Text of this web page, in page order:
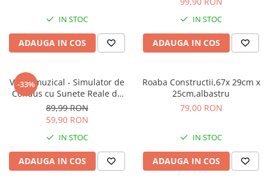
Triciclete
Camera copilului
Mobilier camera copii
Monitoare video bebelusi
IN STOC
ADAUGA IN COS
IN STOC
ADAUGA IN COS
-33%
Volan muzical - Simulator de
Condus cu Sunete Reale de
Masina si Suport cu Ventuze
pentru copii, Galben cu Negru
89,99 RON
59,90 RON
IN STOC
ADAUGA IN COS
Roaba Constructii,67x 29cm x
25cm,albastru
79,00 RON
IN STOC
ADAUGA IN COS